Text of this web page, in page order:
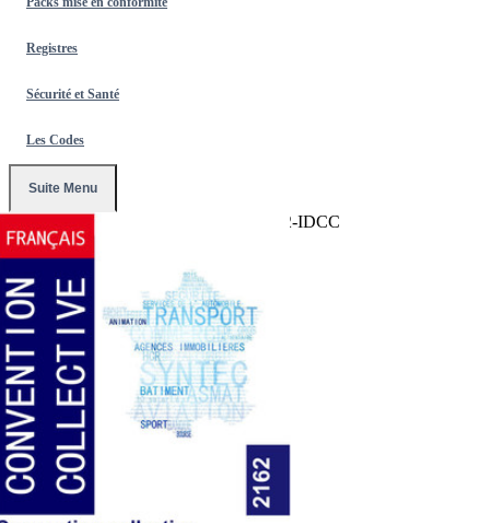
Registres
Sécurité et Santé
Les Codes
Suite Menu
Conventions Collectives 2162-IDCC